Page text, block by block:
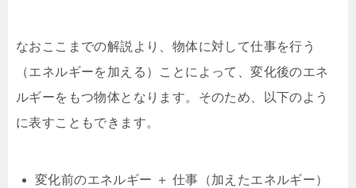
なおここまでの解説より、物体に対して仕事を行う
（エネルギーを加える）ことによって、変化後のエネ
ルギーをもつ物体となります。そのため、以下のよう
に表すこともできます。
変化前のエネルギー ＋ 仕事（加えたエネルギー）